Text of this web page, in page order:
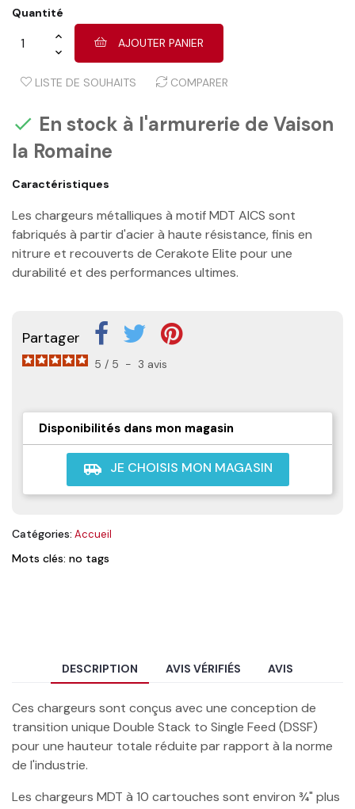
Quantité
AJOUTER PANIER
LISTE DE SOUHAITS COMPARER
 En stock à l'armurerie de Vaison
la Romaine
Caractéristiques
Les chargeurs métalliques à motif MDT AICS sont
fabriqués à partir d'acier à haute résistance, finis en
nitrure et recouverts de Cerakote Elite pour une
durabilité et des performances ultimes.
Partager
5 / 5 - 3 avis
Disponibilités dans mon magasin
airport_shuttle JE CHOISIS MON MAGASIN
Catégories: Accueil
Mots clés: no tags
DESCRIPTION AVIS VÉRIFIÉS AVIS
Ces chargeurs sont conçus avec une conception de
transition unique Double Stack to Single Feed (DSSF)
pour une hauteur totale réduite par rapport à la norme
de l'industrie.
Les chargeurs MDT à 10 cartouches sont environ ¾" plus